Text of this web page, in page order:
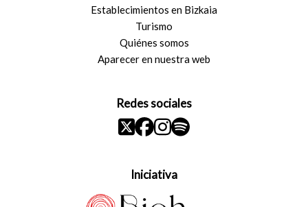
Establecimientos en Bizkaia
Turismo
Quiénes somos
Aparecer en nuestra web
Redes sociales
Iniciativa